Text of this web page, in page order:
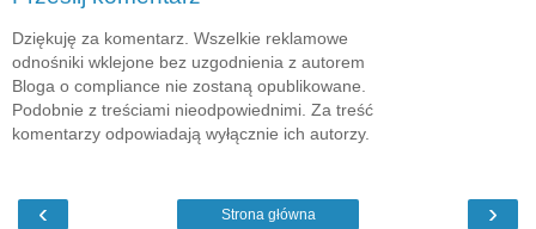
Dziękuję za komentarz. Wszelkie reklamowe
odnośniki wklejone bez uzgodnienia z autorem
Bloga o compliance nie zostaną opublikowane.
Podobnie z treściami nieodpowiednimi. Za treść
komentarzy odpowiadają wyłącznie ich autorzy.
‹ ›
Strona główna